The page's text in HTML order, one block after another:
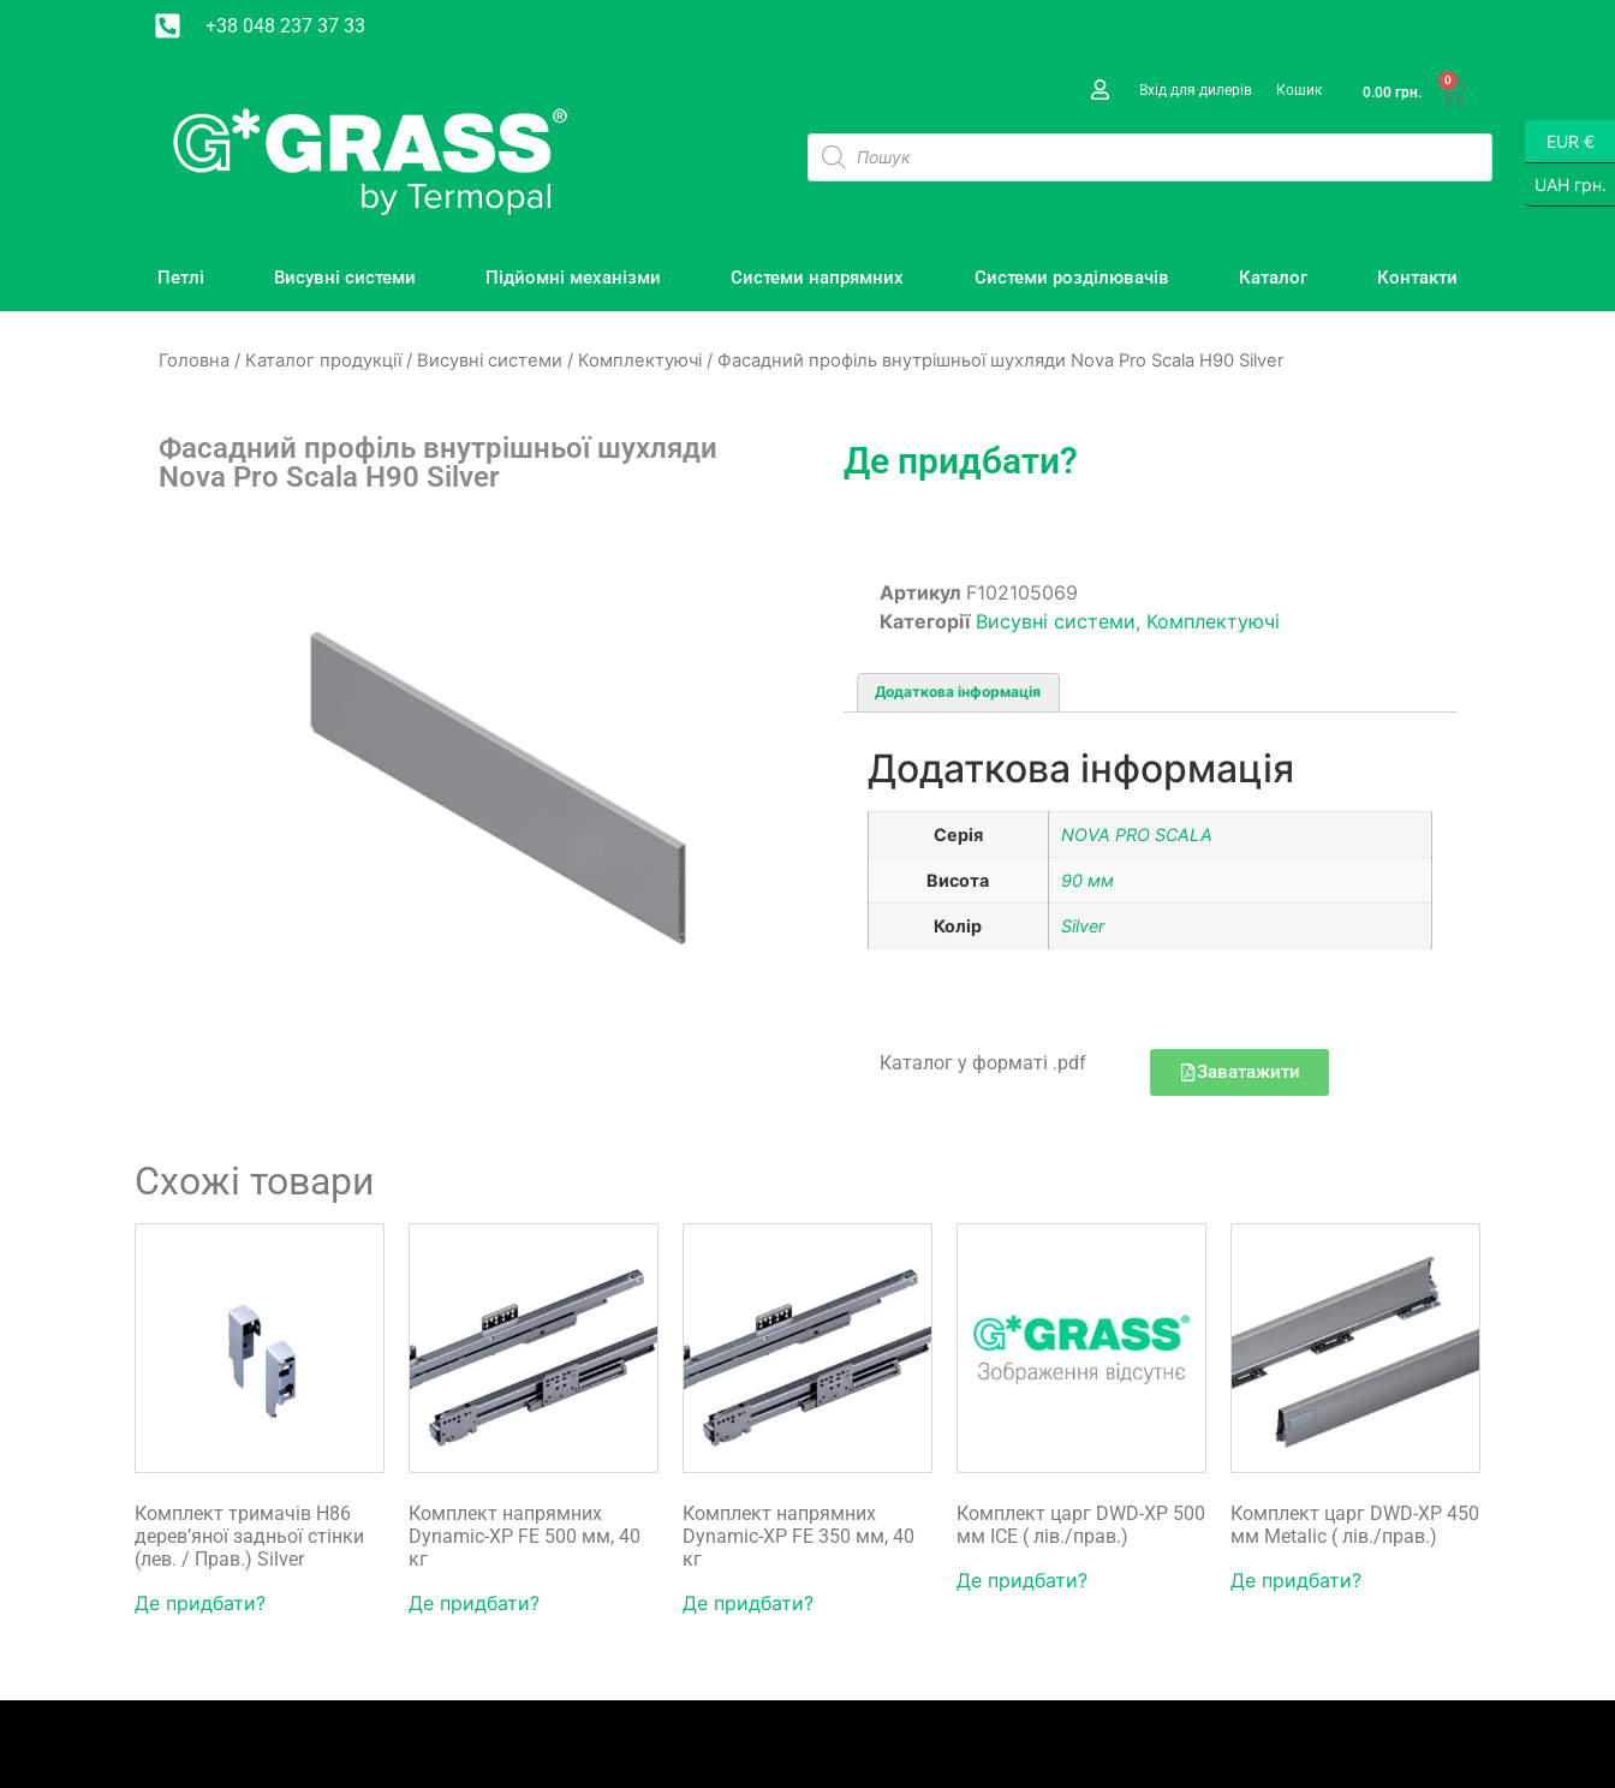
+38 048 237 37 33
Вхід для дилерів Кошик 0.00 грн.
0
Петлі Висувні системи Підйомні механізми Системи напрямних Системи розділювачів Каталог Контакти
Головна / Каталог продукції/ Висувні системи / Комплектуючі / Фасадний профіль внутрішньої шухляди Nova Pro Scala H90 Silver
Фасадний профіль внутрішньої шухляди
Nova Pro Scala H90 Silver
Де придбати?
Артикул F102105069
Категорії Висувні системи, Комплектуючі
Додаткова інформація
Додаткова інформація
Серія NOVA PRO SCALA
Висота 90 мм
Колір Silver
Каталог у форматі .pdf Заватажити
Схожі товари
Комплект тримачів H86
дерев’яної задньої стінки
(лев. / Прав.) Silver
Де придбати?
Комплект напрямних
Dynamic-XP FE 500 мм, 40
кг
Де придбати?
Комплект напрямних
Dynamic-XP FE 350 мм, 40
кг
Де придбати?
Комплект царг DWD-XP 500
мм ICE ( лів./прав.)
Де придбати?
Комплект царг DWD-XP 450
мм Metalic ( лів./прав.)
Де придбати?
EUR €
UAH грн.